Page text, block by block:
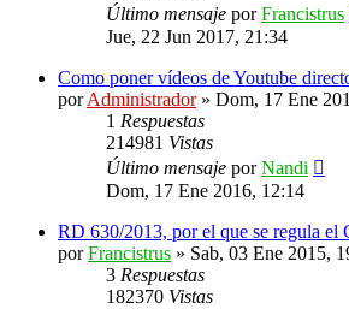
Último mensaje porFrancistrus
Jue, 22 Jun 2017, 21:34
Como poner vídeos de Youtube
porAdministrador» Dom, 17 Ene
1 Respuestas
214981 Vistas
Último mensaje porNandi
Dom, 17 Ene 2016, 12:14
RD 630/2013, por el que se regula el
porFrancistrus » Sab, 03 Ene 2015,
3 Respuestas
182370 Vistas